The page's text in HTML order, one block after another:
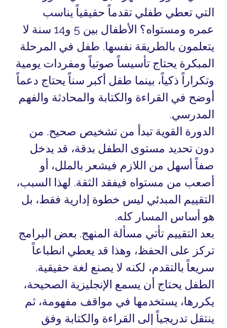
التي تعطي طفلي تقدماً حقيقياً يناسب
عمره ومستواه؟ الأطفال بين 5 و14 سنة لا
يتعلمون بالطريقة نفسها. طفل في المرحلة
المبكرة يحتاج تأسيساً صوتياً ومفردات يومية
وتكراراً ذكياً، بينما طفل أكبر سناً يحتاج دعماً
أوضح في القراءة والكتابة والمحادثة والفهم
المدرسي.
الدورة القوية تبدأ من تشخيص صحيح. من
دون تحديد مستوى الطفل بدقة، قد يدخل
صفاً أسهل من اللازم فيشعر بالملل، أو
أصعب من مستواه فيفقد الثقة. لهذا السبب،
التقييم المبدئي ليس خطوة إدارية فقط، بل
هو أساس المسار كله.
بعد التقييم تأتي مسألة المنهج. بعض البرامج
تركز على الحفظ، وهذا قد يعطي انطباعاً
سريعاً بالتقدم، لكنه لا يصنع لغة حقيقية.
الطفل يحتاج أن يسمع الإنجليزية الصحيحة،
يكررها، يستخدمها في مواقف مفهومة، ثم
ينتقل تدريجياً إلى القراءة والكتابة وفق